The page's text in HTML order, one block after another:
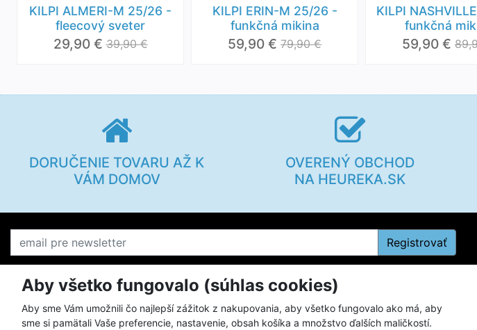
Aby všetko fungovalo (súhlas cookies)
Aby sme Vám umožnili čo najlepší zážitok z nakupovania, aby všetko fungovalo ako má, aby
sme si pamätali Vaše preferencie, nastavenie, obsah košíka a množstvo ďalších maličkostí.
KILPI ALMERI-M 25/26 -
fleecový sveter
29,90 € 39,90 €
KILPI ERIN-M 25/26 -
funkčná mikina
59,90 € 79,90 €
KILPI
funkčná
59,90 €
DORUČENIE TOVARU AŽ K
VÁM DOMOV
OVERENÝ OBCHOD
NA HEUREKA.SK
Registrovať
O KILPI
Všetko o nákupe